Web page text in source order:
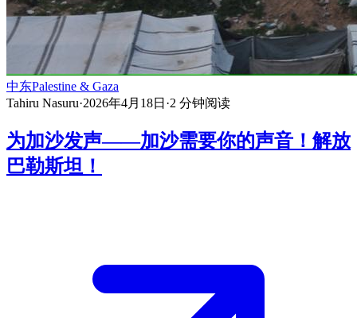
中东Palestine & Gaza
Tahiru Nasuru·2026年4月18日 ·2 分钟阅读
为加沙发声——加沙需要你的声音！解放
巴勒斯坦！